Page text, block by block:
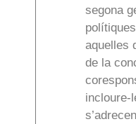
segona
aquelles
de la
incloure-